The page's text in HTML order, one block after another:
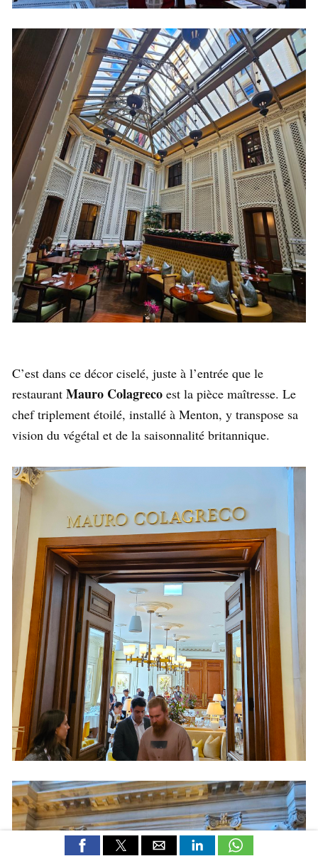
C’est dans ce décor ciselé, juste à l’entrée que le
restaurant Mauro Colagreco est la pièce maîtresse. Le
chef triplement étoilé, installé à Menton, y transpose sa
vision du végétal et de la saisonnalité britannique.